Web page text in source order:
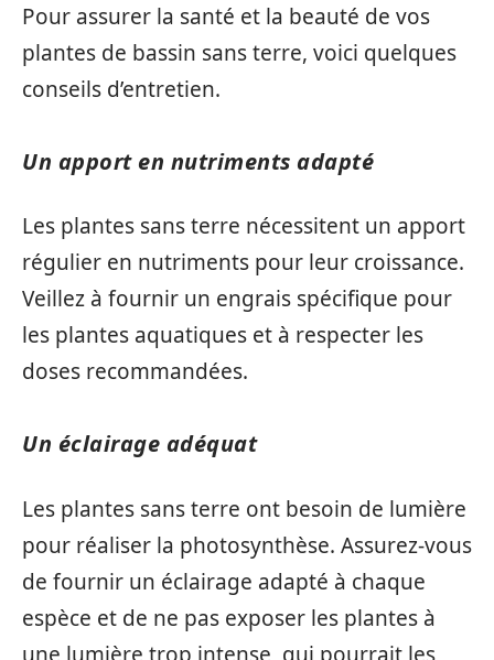
Pour assurer la santé et la beauté de vos
plantes de bassin sans terre, voici quelques
conseils d’entretien.
Un apport en nutriments adapté
Les plantes sans terre nécessitent un apport
régulier en nutriments pour leur croissance.
Veillez à fournir un engrais spécifique pour
les plantes aquatiques et à respecter les
doses recommandées.
Un éclairage adéquat
Les plantes sans terre ont besoin de lumière
pour réaliser la photosynthèse. Assurez-vous
de fournir un éclairage adapté à chaque
espèce et de ne pas exposer les plantes à